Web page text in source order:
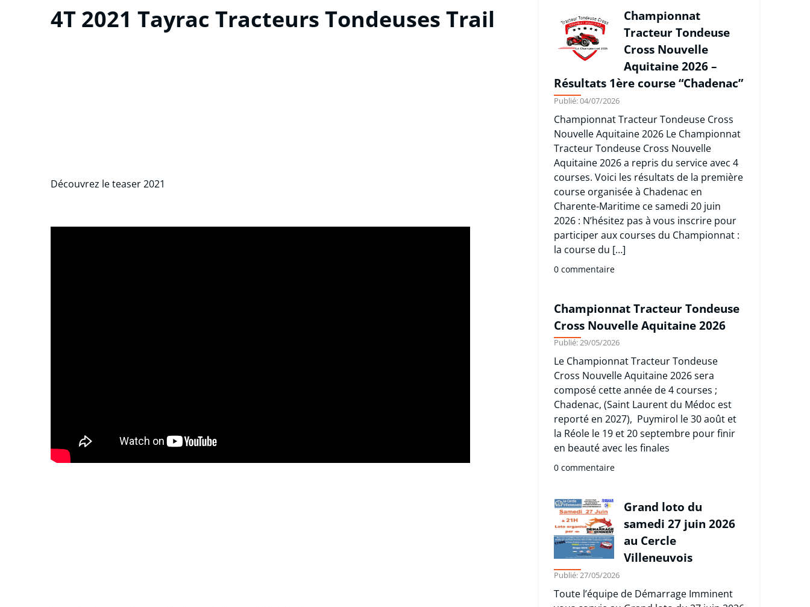
4T 2021 Tayrac Tracteurs Tondeuses Trail
Découvrez le teaser 2021
Championnat
Tracteur Tondeuse
Cross Nouvelle
Aquitaine 2026 –
Résultats 1ère course “Chadenac”
Publié: 04/07/2026
Championnat Tracteur Tondeuse Cross
Nouvelle Aquitaine 2026 Le Championnat
Tracteur Tondeuse Cross Nouvelle
Aquitaine 2026 a repris du service avec 4
courses. Voici les résultats de la première
course organisée à Chadenac en
Charente-Maritime ce samedi 20 juin
2026 : N’hésitez pas à vous inscrire pour
participer aux courses du Championnat :
la course du […]
0 commentaire
Championnat Tracteur Tondeuse
Cross Nouvelle Aquitaine 2026
Publié: 29/05/2026
Le Championnat Tracteur Tondeuse
Cross Nouvelle Aquitaine 2026 sera
composé cette année de 4 courses ;
Chadenac, (Saint Laurent du Médoc est
reporté en 2027), Puymirol le 30 août et
la Réole le 19 et 20 septembre pour finir
en beauté avec les finales
0 commentaire
Grand loto du
samedi 27 juin 2026
au Cercle
Villeneuvois
Publié: 27/05/2026
Toute l’équipe de Démarrage Imminent